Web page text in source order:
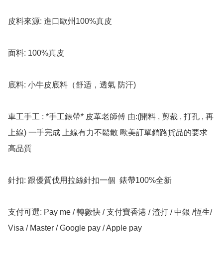
皮料來源: 進口歐州100%真皮
面料: 100%真皮
底料: 小牛皮底料（舒适，透氣 防汗)
車工手工 : *手工錶帶* 皮革老師傅 由:(開料 , 剪裁 , 打孔 , 再
上線) 一手完成 上線有力不鬆散 歐美訂單銷路貨品的要求
高品質
針扣: 跟優質伐用拉絲針扣一個  錶帶100%全新
支付可選: Pay me / 轉數快 / 支付寶香港 / 渣打 / 中銀 /恆生/
Visa / Master / Google pay / Apple pay